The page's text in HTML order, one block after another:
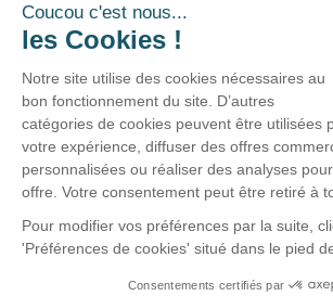
Service clients
02-40-45-25-96
Du lundi au vendredi
10h00-12h30 / 15h00-18h30
Nous écrire >